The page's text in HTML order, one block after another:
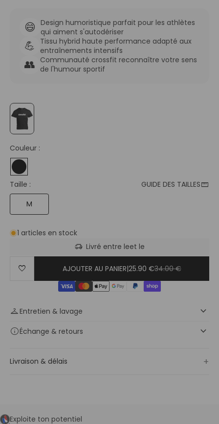
😄 Design humoristique parfait pour les athlètes
qui aiment s'autodériser
💪
Tissu hybrid haute performance adapté aux
entraînements intensifs
👥 Communauté crossfit reconnaître votre sens
de l'humour sportif
Couleur :
Taille : GUIDE DES TAILLESstraighten
M
1 articles en stock
delivery_truck_speed Livré entre leet le
favorite AJOUTER AU PANIER|25.90 €34.00 €
checkroomEntretien & lavage keyboard_arrow_down
infoÉchange & retours keyboard_arrow_down
Livraison & délais +
Exploite ton potentiel